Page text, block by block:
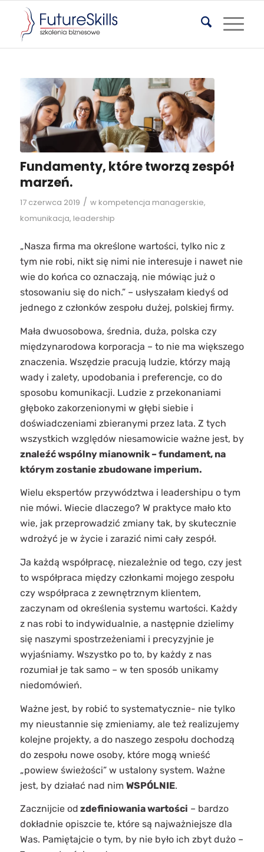
Fundamenty, które tworzą zespół
marzeń.
17 czerwca 2019 / w kompetencja managerskie,
komunikacja, leadership
„Nasza firma ma określone wartości, tylko nic z
tym nie robi, nikt się nimi nie interesuje i nawet nie
wie do końca co oznaczają, nie mówiąc już o
stosowaniu się do nich.” – usłyszałam kiedyś od
jednego z członków zespołu dużej, polskiej firmy.
Mała dwuosobowa, średnia, duża, polska czy
międzynarodowa korporacja – to nie ma większego
znaczenia. Wszędzie pracują ludzie, którzy mają
wady i zalety, upodobania i preferencje, co do
sposobu komunikacji. Ludzie z przekonaniami
głęboko zakorzenionymi w głębi siebie i
doświadczeniami zbieranymi przez lata. Z tych
wszystkich względów niesamowicie ważne jest, by
znaleźć wspólny mianownik – fundament, na
którym zostanie zbudowane imperium.
Wielu ekspertów przywództwa i leadershipu o tym
nie mówi. Wiecie dlaczego? W praktyce mało kto
wie, jak przeprowadzić zmiany tak, by skutecznie
wdrożyć je w życie i zarazić nimi cały zespół.
Ja każdą współpracę, niezależnie od tego, czy jest
to współpraca między członkami mojego zespołu
czy współpraca z zewnętrznym klientem,
zaczynam od określenia systemu wartości. Każdy
z nas robi to indywidualnie, a następnie dzielimy
się naszymi spostrzeżeniami i precyzyjnie je
wyjaśniamy. Wszystko po to, by każdy z nas
rozumiał je tak samo – w ten sposób unikamy
niedomówień.
Ważne jest, by robić to systematycznie- nie tylko
my nieustannie się zmieniamy, ale też realizujemy
kolejne projekty, a do naszego zespołu dochodzą
do zespołu nowe osoby, które mogą wnieść
„powiew świeżości” w ustalony system. Ważne
jest, by działać nad nim WSPÓLNIE.
Zacznijcie od zdefiniowania wartości – bardzo
dokładnie opiszcie te, które są najważniejsze dla
Was. Pamiętajcie o tym, by nie było ich zbyt dużo –